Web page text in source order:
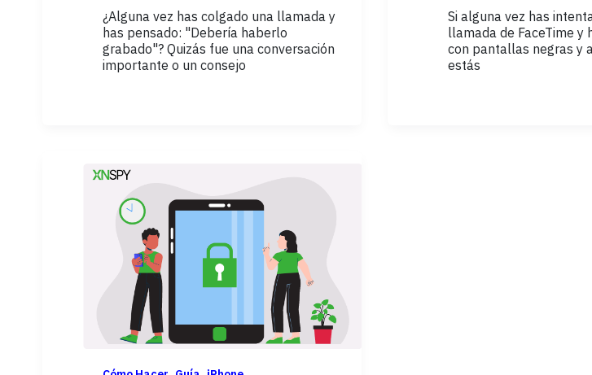
¿Alguna vez has colgado una llamada y
has pensado: "Debería haberlo
grabado"? Quizás fue una conversación
importante o un consejo
Si alguna vez has
llamada de FaceTime y
con pantallas negras y
estás